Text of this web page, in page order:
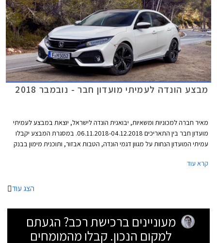
מבצע הונדה לעמיתי מועדון חבר - נובמבר 2018
מאיר חברה למכוניות ומשאיות, יבואנית הונדה לישראל, יוצאת במבצע לעמיתי
מועדון חבר בין התאריכים 06.11.2018-04.12.2018. במסגרת המבצע יקבלו
עמיתי המועדון הנחות על מגוון דגמי הונדה, הטבות אבזור, ותוכנית מימון בבנק
מועדפים במסגרת תכנית המימון חבר ליס. המבצע יערך בכל אולמות התצוגה
קרא עוד
הצג עוד
מעוניינים ברכישת רכב? הגעתם
למקום הנכון. קבלו מהמומחים